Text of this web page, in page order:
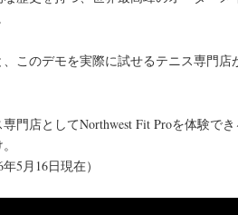
、このデモを実際に試せるテニス専門
専門店としてNorthwest Fit Proを体験で
年5月16日現在）